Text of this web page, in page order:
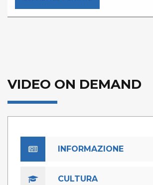
VIDEO ON DEMAND
INFORMAZIONE
CULTURA